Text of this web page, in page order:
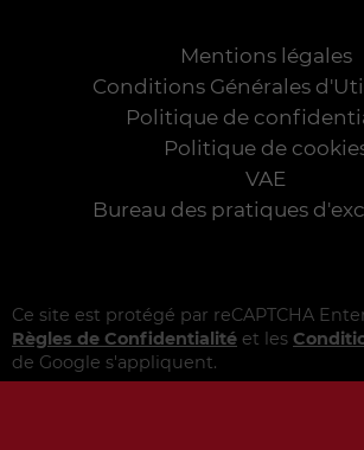
Mentions légales
Conditions Générales
Politique de
Politique de
VAE
Bureau des pratiques
Ce site est protégé par reCAPTCHA
Règles de Confidentialité et les
de Google s'appliquent.